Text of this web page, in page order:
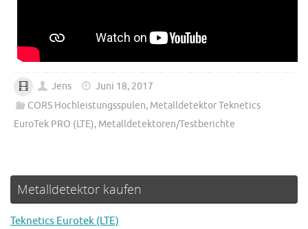
Jens
Juni 18, 2017
CORS Hochleistungsspulen, Metalldetektor Teknetics
EuroTek PRO (LTE), Metalldetektoren/Testberichte
Metalldetektor kaufen
Teknetics Eurotek (LTE)